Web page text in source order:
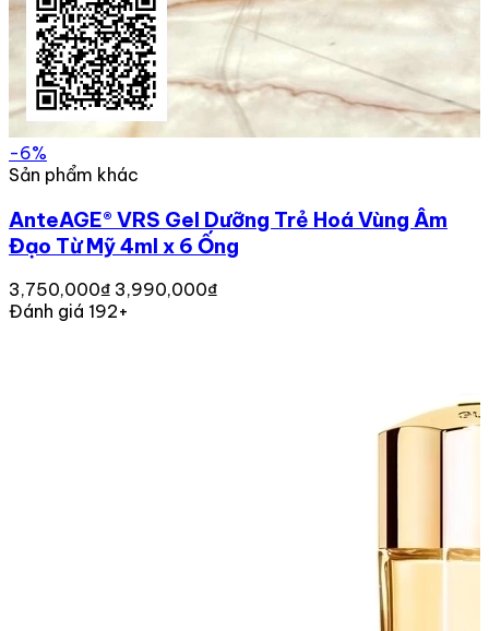
-6%
Sản phẩm khác
AnteAGE® VRS Gel Dưỡng Trẻ Hoá Vùng Âm
Đạo Từ Mỹ 4ml x 6 Ống
3,750,000₫ 3,990,000₫
Đánh giá 192+